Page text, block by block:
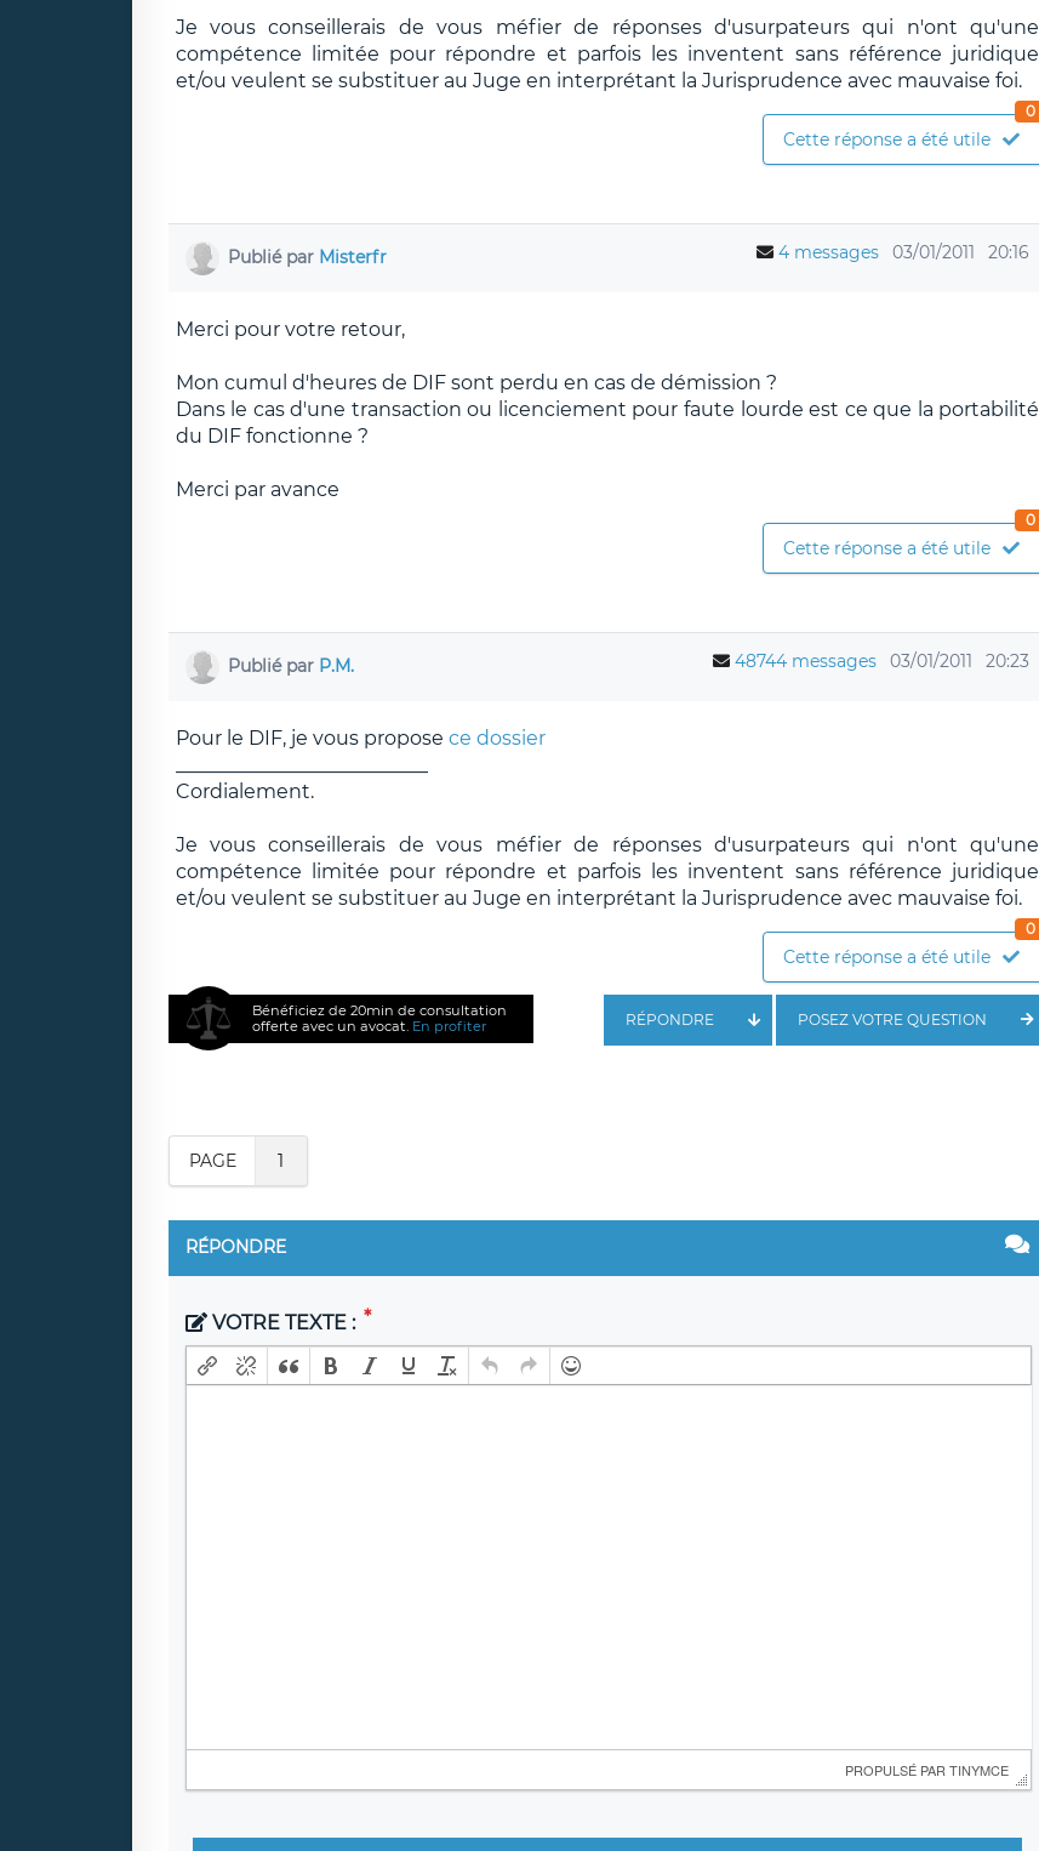
Je vous conseillerais de vous méfier de réponses d'usurpateurs qui n'ont qu'une
compétence limitée pour répondre et parfois les inventent sans référence juridique
et/ou veulent se substituer au Juge en interprétant la Jurisprudence avec mauvaise foi.
Cette réponse a été utile
0
Publié par Misterfr 4 messages 03/01/2011 20:16
Merci pour votre retour,
Mon cumul d'heures de DIF sont perdu en cas de démission ?
Dans le cas d'une transaction ou licenciement pour faute lourde est ce que la portabilité
du DIF fonctionne ?
Merci par avance
Cette réponse a été utile
0
Publié par P.M. 48744 messages 03/01/2011 20:23
Pour le DIF, je vous propose ce dossier
Cordialement.
Je vous conseillerais de vous méfier de réponses d'usurpateurs qui n'ont qu'une
compétence limitée pour répondre et parfois les inventent sans référence juridique
et/ou veulent se substituer au Juge en interprétant la Jurisprudence avec mauvaise foi.
Cette réponse a été utile
0
Bénéficiez de 20min de consultation
offerte avec un avocat. En profiter POSEZ VOTRE QUESTION
RÉPONDRE
PAGE 1
RÉPONDRE
VOTRE TEXTE :
PROPULSÉ PAR TINYMCE